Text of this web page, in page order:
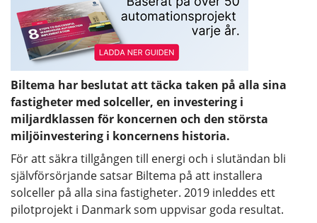
Biltema har beslutat att täcka taken på alla sina
fastigheter med solceller, en investering i
miljardklassen för koncernen och den största
miljöinvestering i koncernens historia.
För att säkra tillgången till energi och i slutändan bli
självförsörjande satsar Biltema på att installera
solceller på alla sina fastigheter. 2019 inleddes ett
pilotprojekt i Danmark som uppvisar goda resultat.